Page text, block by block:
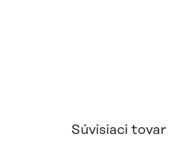
Súvisiaci tovar